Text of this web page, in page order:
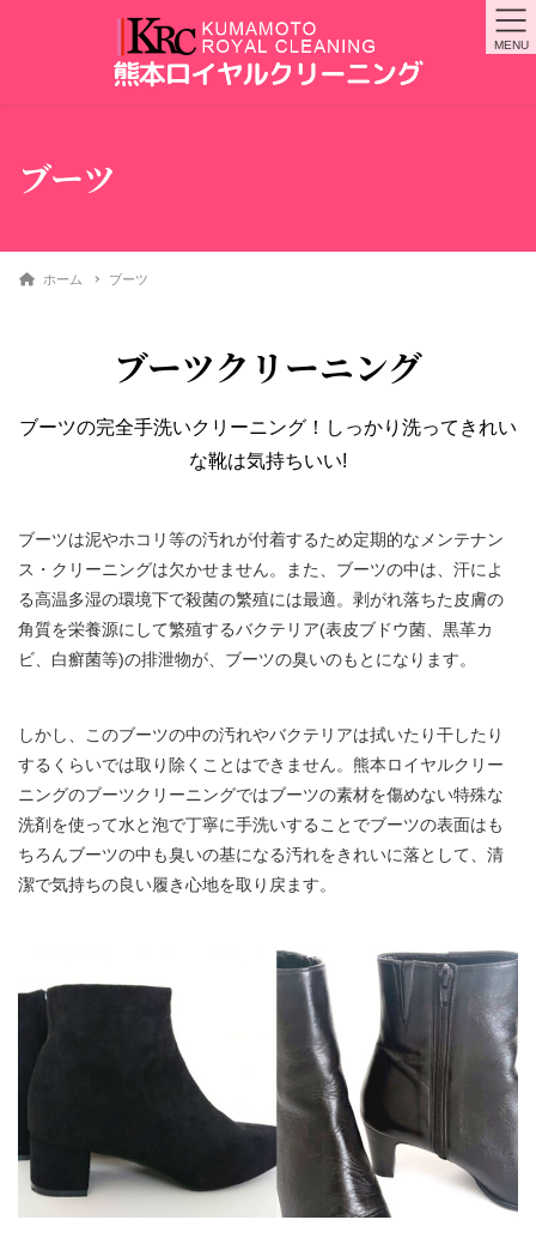
ブーツ
ホーム ブーツ
ブーツクリーニング
ブーツの完全手洗いクリーニング！しっかり洗ってきれい
な靴は気持ちいい!
ブーツは泥やホコリ等の汚れが付着するため定期的なメンテナン
ス・クリーニングは欠かせません。また、ブーツの中は、汗によ
る高温多湿の環境下で殺菌の繁殖には最適。剥がれ落ちた皮膚の
角質を栄養源にして繁殖するバクテリア(表皮ブドウ菌、黒革カ
ビ、白癬菌等)の排泄物が、ブーツの臭いのもとになります。
しかし、このブーツの中の汚れやバクテリアは拭いたり干したり
するくらいでは取り除くことはできません。熊本ロイヤルクリー
ニングのブーツクリーニングではブーツの素材を傷めない特殊な
洗剤を使って水と泡で丁寧に手洗いすることでブーツの表面はも
ちろんブーツの中も臭いの基になる汚れをきれいに落として、清
潔で気持ちの良い履き心地を取り戻ます。
MENU